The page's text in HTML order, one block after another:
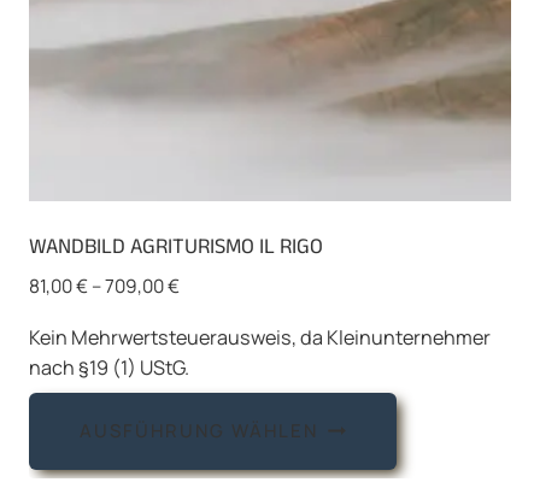
WANDBILD AGRITURISMO IL RIGO
81,00€–709,00€
Kein Mehrwertsteuerausweis, da Kleinunternehmer
nach §19 (1) UStG.
AUSFÜHRUNG WÄHLEN
Dieses
weist